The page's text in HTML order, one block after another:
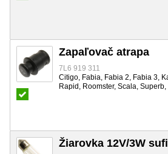
Zapaľovač atrapa
7L6 919 311
Citigo, Fabia, Fabia 2, Fabia 3,
Rapid, Roomster, Scala,
Žiarovka 12V/3W